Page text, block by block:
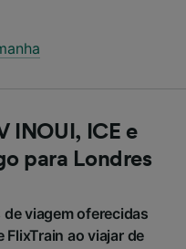
INOUI, ICE e
para Londres
viagem oferecidas
FlixTrain ao viajar de